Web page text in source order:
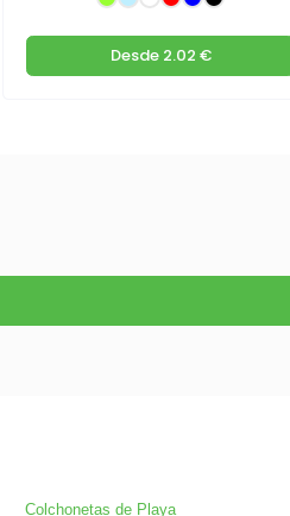
Desde2.02 €
Colchonetas de Playa